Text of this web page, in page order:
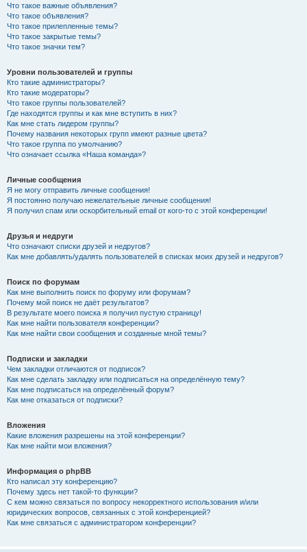
Что такое важные объявления?
Что такое объявления?
Что такое прилепленные темы?
Что такое закрытые темы?
Что такое значки тем?
Уровни пользователей и группы
Кто такие администраторы?
Кто такие модераторы?
Что такое группы пользователей?
Где находятся группы и как мне вступить в них?
Как мне стать лидером группы?
Почему названия некоторых групп имеют разные цвета?
Что такое группа по умолчанию?
Что означает ссылка «Наша команда»?
Личные сообщения
Я не могу отправить личные сообщения!
Я постоянно получаю нежелательные личные сообщения!
Я получил спам или оскорбительный email от кого-то с этой конференции!
Друзья и недруги
Что означают списки друзей и недругов?
Как мне добавлять/удалять пользователей в списках моих друзей и недругов?
Поиск по форумам
Как мне выполнить поиск по форуму или форумам?
Почему мой поиск не даёт результатов?
В результате моего поиска я получил пустую страницу!
Как мне найти пользователя конференции?
Как мне найти свои сообщения и созданные мной темы?
Подписки и закладки
Чем закладки отличаются от подписок?
Как мне сделать закладку или подписаться на определённую тему?
Как мне подписаться на определённый форум?
Как мне отказаться от подписки?
Вложения
Какие вложения разрешены на этой конференции?
Как мне найти мои вложения?
Информация о phpBB
Кто написал эту конференцию?
Почему здесь нет такой-то функции?
С кем можно связаться по вопросу некорректного использования и/или
юридических вопросов, связанных с этой конференцией?
Как мне связаться с администратором конференции?